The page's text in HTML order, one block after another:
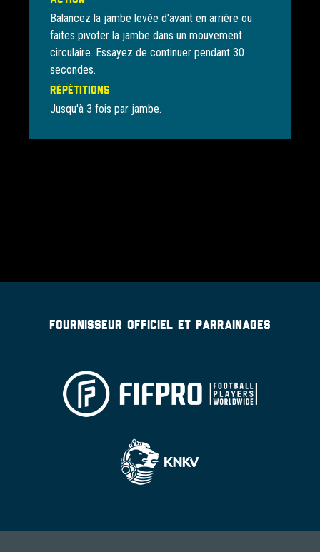
Balancez la jambe levée d'avant en arrière ou
faites pivoter la jambe dans un mouvement
circulaire. Essayez de continuer pendant 30
secondes.
Répétitions
Jusqu'à 3 fois par jambe.
FOURNISSEUR OFFICIEL ET PARRAINAGES